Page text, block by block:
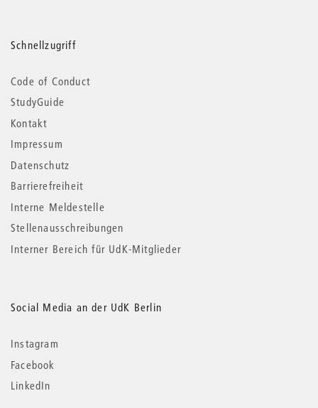
Schnellzugriff
Code of Conduct
StudyGuide
Kontakt
Impressum
Datenschutz
Barrierefreiheit
Interne Meldestelle
Stellenausschreibungen
Interner Bereich für UdK-Mitglieder
Social Media an der UdK Berlin
Instagram
Facebook
LinkedIn